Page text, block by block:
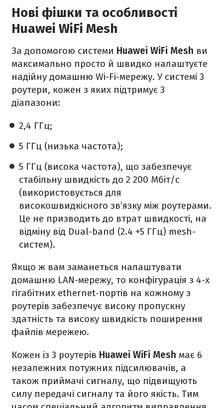
Нові фішки та особливості
Huawei WiFi Mesh
За допомогою системи Huawei WiFi Mesh ви
максимально просто й швидко налаштуєте
надійну домашню Wi-Fi-мережу. У системі 3
роутери, кожен з яких підтримує 3
діапазони:
2,4 ГГц;
5 ГГц (низька частота);
5 ГГц (висока частота), що забезпечує
стабільну швидкість до 2 200 Мбіт/с
(використовується для
високошвидкісного зв’язку між роутерами.
Це не призводить до втрат швидкості, на
відміну від Dual-band (2.4 +5 ГГц) mesh-
систем).
Якщо ж вам заманеться налаштувати
домашню LAN-мережу, то конфігурація з 4-х
гігабітних ethernet-портів на кожному з
роутерів забезпечує високу пропускну
здатність та високу швидкість поширення
файлів мережею.
Кожен із 3 роутерів Huawei WiFi Mesh має 6
незалежних потужних підсилювачів, а
також приймачі сигналу, що підвищують
силу передачі сигналу та його якість. Тим